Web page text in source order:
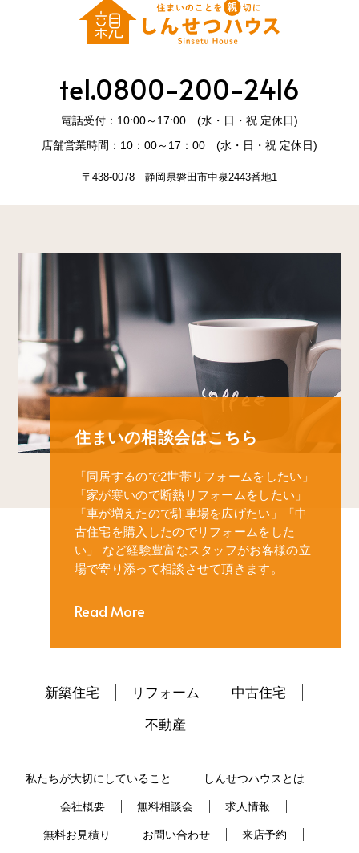
tel.0800-200-2416
電話受付：10:00～17:00 (水・日・祝 定休日)
店舗営業時間：10：00～17：00 (水・日・祝 定休日)
〒438-0078 静岡県磐田市中泉2443番地1
住まいの相談会はこちら
「同居するので2世帯リフォームをしたい」
「家が寒いので断熱リフォームをしたい」
「車が増えたので駐車場を広げたい」
「中
古住宅を購入したのでリフォームをした
い」
など経験豊富なスタッフがお客様の立
場で寄り添って相談させて頂きます。
Read More
新築住宅 リフォーム
中古住宅
不動産
私たちが大切にしていること しんせつハウスとは
会社概要 無料相談会 求人情報
無料お見積り お問い合わせ 来店予約